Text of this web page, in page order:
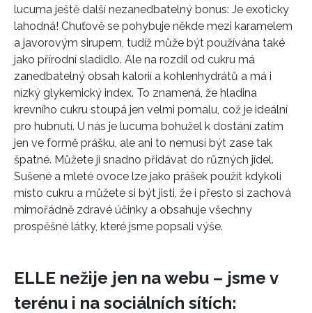
lucuma ještě další nezanedbatelný bonus: Je exoticky
lahodná! Chuťově se pohybuje někde mezi karamelem
a javorovým sirupem, tudíž může být používána také
jako přírodní sladidlo. Ale na rozdíl od cukru má
zanedbatelný obsah kalorií a kohlenhydrátů a má i
nízký glykemický index. To znamená, že hladina
krevního cukru stoupá jen velmi pomalu, což je ideální
pro hubnutí. U nás je lucuma bohužel k dostání zatím
jen ve formě prášku, ale ani to nemusí být zase tak
špatné. Můžete ji snadno přidávat do různých jídel.
Sušené a mleté ovoce lze jako prášek použít kdykoli
místo cukru a můžete si být jisti, že i přesto si zachová
mimořádně zdravé účinky a obsahuje všechny
prospěšné látky, které jsme popsali výše.
ELLE nežije jen na webu – jsme v
terénu i na sociálních sítích: